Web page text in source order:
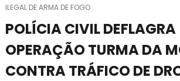
ILEGAL DE ARMA DE FOGO
POLÍCIA CIVIL DEFLAGRA
OPERAÇÃO TURMA DA
CONTRA TRÁFICO DE